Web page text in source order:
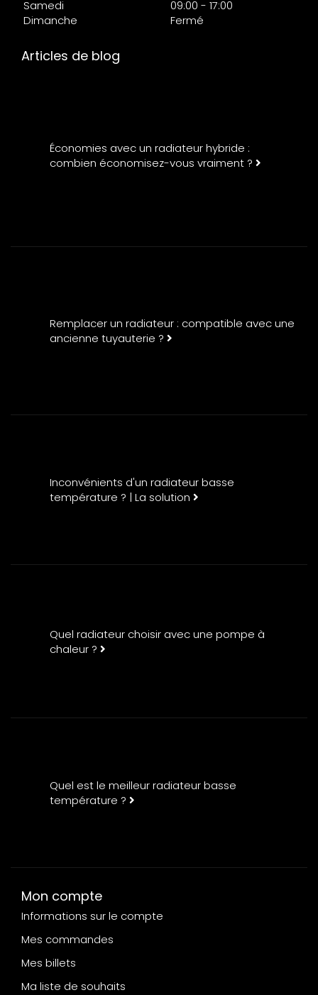
Samedi
09:00 - 17:00
Dimanche
Fermé
Articles de blog
Économies avec un radiateur hybride :
combien économisez-vous vraiment ?
Remplacer un radiateur : compatible avec une
ancienne tuyauterie ?
Inconvénients d'un radiateur basse
température ? | La solution
Quel radiateur choisir avec une pompe à
chaleur ?
Quel est le meilleur radiateur basse
température ?
Mon compte
Informations sur le compte
Mes commandes
Mes billets
Ma liste de souhaits